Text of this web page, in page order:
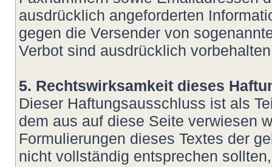
ausdrücklich angeforderten
gegen die Versender von
Verbot sind ausdrücklich
5. Rechtswirksamkeit dieses
Dieser Haftungsausschluss ist als
dem aus auf diese Seite verwiesen
Formulierungen dieses Textes der
nicht vollständig entsprechen